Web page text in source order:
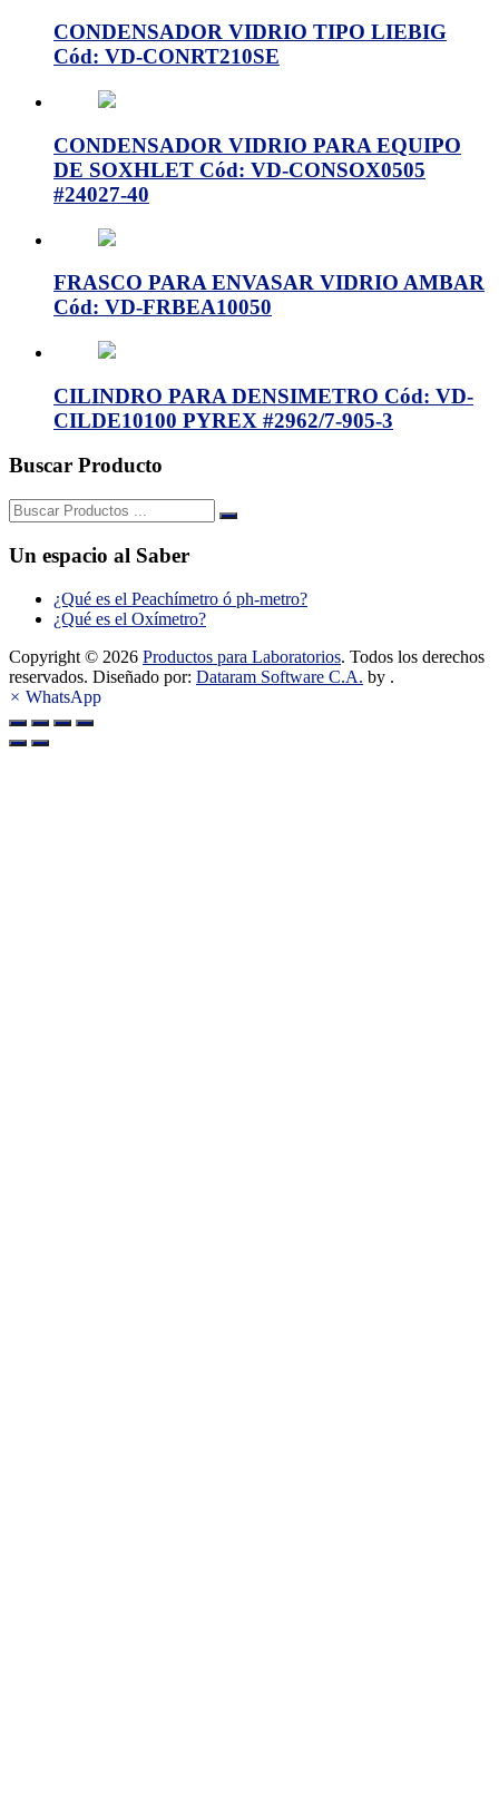
CONDENSADOR VIDRIO TIPO LIEBIG
Cód: VD-CONRT210SE
CONDENSADOR VIDRIO PARA EQUIPO
DE SOXHLET Cód: VD-CONSOX0505
#24027-40
FRASCO PARA ENVASAR VIDRIO AMBAR
Cód: VD-FRBEA10050
CILINDRO PARA DENSIMETRO Cód: VD-
CILDE10100 PYREX #2962/7-905-3
Buscar Producto
Buscar:
Un espacio al Saber
¿Qué es el Peachímetro ó ph-metro?
¿Qué es el Oxímetro?
Copyright © 2026 Productos para Laboratorios. Todos los derechos
reservados. Diseñado por: Dataram Software C.A. by .
× WhatsApp